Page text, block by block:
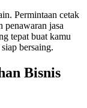
Permintaan cetak
penawaran jasa
tepat buat kamu
bersaing.
Bisnis